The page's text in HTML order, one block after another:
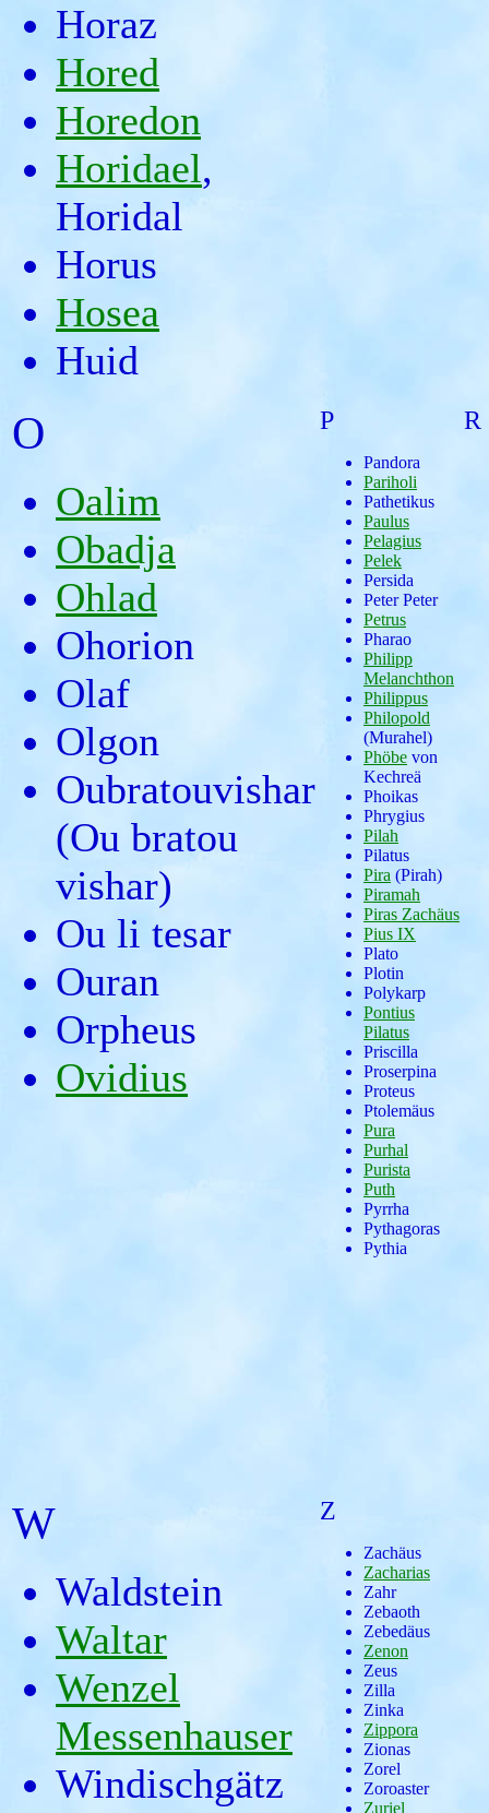
Horaz
Hored
Horedon
Horidael,
Horidal
Horus
Hosea
Huid
O
Oalim
Obadja
Ohlad
Ohorion
Olaf
Olgon
Oubratouvishar
(Ou bratou
vishar)
Ou li tesar
Ouran
Orpheus
Ovidius
P
Pandora
Pariholi
Pathetikus
Paulus
Pelagius
Pelek
Persida
Peter Peter
Petrus
Pharao
Philipp
Melanchthon
Philippus
Philopold
(Murahel)
Phöbe von
Kechreä
Phoikas
Phrygius
Pilah
Pilatus
Pira (Pirah)
Piramah
Piras Zachäus
Pius IX
Plato
Plotin
Polykarp
Pontius
Pilatus
Priscilla
Proserpina
Proteus
Ptolemäus
Pura
Purhal
Purista
Puth
Pyrrha
Pythagoras
Pythia
R
W
Waldstein
Waltar
Wenzel
Messenhauser
Windischgätz
Z
Zachäus
Zacharias
Zahr
Zebaoth
Zebedäus
Zenon
Zeus
Zilla
Zinka
Zippora
Zionas
Zorel
Zoroaster
Zuriel